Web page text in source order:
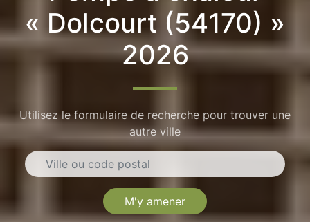
« Dolcourt (54170) »
2026
Utilisez le formulaire de recherche pour trouver une
autre ville
M'y amener